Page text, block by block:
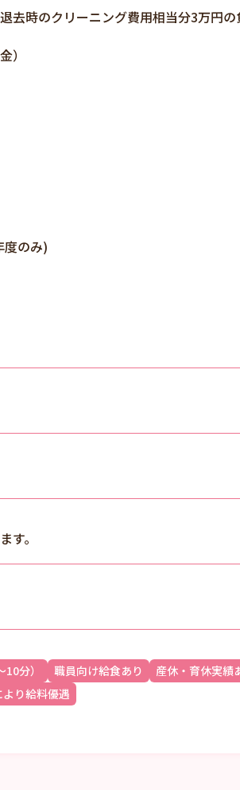
去時のクリーニング費用相当分3万円
）
度のみ)
す。
分） 職員向け給食あり
産休・育休実績
り給料優遇